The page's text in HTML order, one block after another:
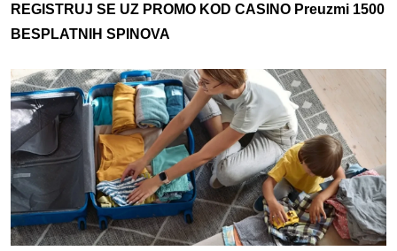
REGISTRUJ SE UZ PROMO KOD CASINO Preuzmi 1500
BESPLATNIH SPINOVA